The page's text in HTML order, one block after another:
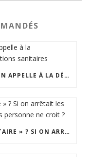
[PRESSE] JEAN-FRÉDÉRIC POISSON APPELLE À LA DÉSOBÉISSANCE CIVILE FACE AUX RESTRICTIONS SANITAIRES
LE PCD UN PARTI « COMMUNAUTAIRE » ? SI ON ARRÊTAIT LES COMPARAISONS SPÉCIEUSES AUXQUELLES PERSONNE NE CROIT ?